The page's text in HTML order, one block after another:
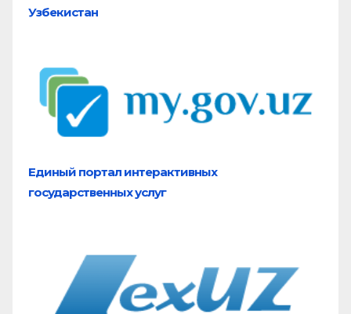
Узбекистан
Единый портал интерактивных
государственных услуг